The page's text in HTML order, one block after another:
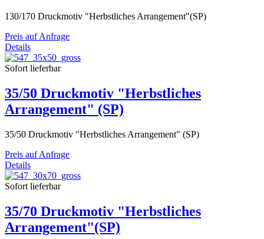
130/170 Druckmotiv "Herbstliches Arrangement"(SP)
Preis auf Anfrage
Details
Sofort lieferbar
35/50 Druckmotiv "Herbstliches
Arrangement" (SP)
35/50 Druckmotiv "Herbstliches Arrangement" (SP)
Preis auf Anfrage
Details
Sofort lieferbar
35/70 Druckmotiv "Herbstliches
Arrangement"(SP)